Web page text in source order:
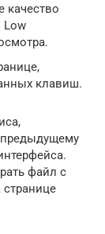
качество
Low
клавиш.
файл с